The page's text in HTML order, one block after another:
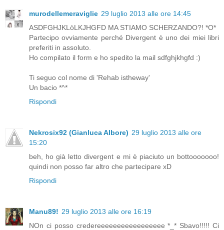
murodellemeraviglie 29 luglio 2013 alle ore 14:45
ASDFGHJKLòLKJHGFD MA STIAMO SCHERZANDO?! *O*
Partecipo ovviamente perché Divergent è uno dei miei libri
preferiti in assoluto.
Ho compilato il form e ho spedito la mail sdfghjkhgfd :)
Ti seguo col nome di 'Rehab istheway'
Un bacio *^*
Rispondi
Nekrosix92 (Gianluca Albore) 29 luglio 2013 alle ore
15:20
beh, ho già letto divergent e mi è piaciuto un bottooooooo!
quindi non posso far altro che partecipare xD
Rispondi
Manu89! 29 luglio 2013 alle ore 16:19
NOn ci posso credereeeeeeeeeeeeeeeee *_* Sbavo!!!!! Ci